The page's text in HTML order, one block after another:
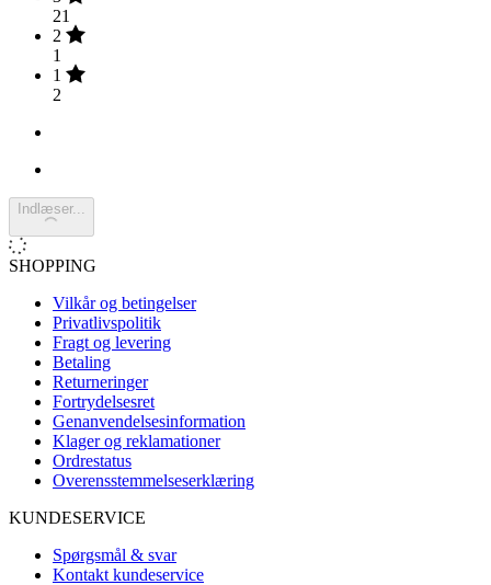
21
2
1
1
2
Indlæser...
SHOPPING
Vilkår og betingelser
Privatlivspolitik
Fragt og levering
Betaling
Returneringer
Fortrydelsesret
Genanvendelsesinformation
Klager og reklamationer
Ordrestatus
Overensstemmelseserklæring
KUNDESERVICE
Spørgsmål & svar
Kontakt kundeservice